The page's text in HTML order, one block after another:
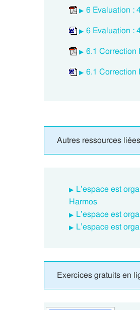
6 Evaluation :
6 Evaluation :
6.1 Correction
6.1 Correction
Autres ressources
L’espace est
Harmos
L’espace est
L’espace est
Exercices gratuits en